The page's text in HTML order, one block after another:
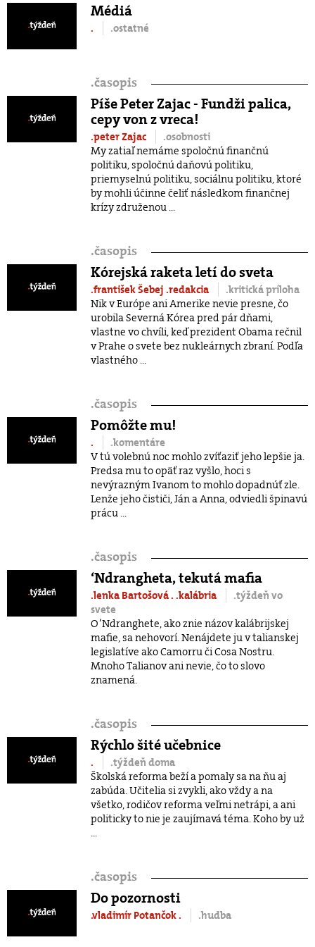
Médiá
. .ostatné
.časopis
Píše Peter Zajac - Fundži palica,
cepy von z vreca!
.peter Zajac
.osobnosti
My zatiaľ nemáme spoločnú finančnú
politiku, spoločnú daňovú politiku,
priemyselnú politiku, sociálnu politiku, ktoré
by mohli účinne čeliť následkom finančnej
krízy združenou ...
.časopis
Kórejská raketa letí do sveta
.františek Šebej .redakcia
.kritická príloha
Nik v Európe ani Amerike nevie presne, čo
urobila Severná Kórea pred pár dňami,
vlastne vo chvíli, keď prezident Obama rečnil
v Prahe o svete bez nukleárnych zbraní. Podľa
vlastného ...
.časopis
Pomôžte mu!
.
.komentáre
V tú volebnú noc mohlo zvíťaziť jeho lepšie ja.
Predsa mu to opäť raz vyšlo, hoci s
nevýrazným Ivanom to mohlo dopadnúť zle.
Lenže jeho čističi, Ján a Anna, odviedli špinavú
prácu ...
.časopis
‘Ndrangheta, tekutá mafia
.lenka Bartošová. .kalábria
.týždeň vo
svete
O ‘Ndranghete, ako znie názov kalábrijskej
mafie, sa nehovorí. Nenájdete ju v talianskej
legislatíve ako Camorru či Cosa Nostru.
Mnoho Talianov ani nevie, čo to slovo
znamená.
.časopis
Rýchlo šité učebnice
.
.týždeň doma
Školská reforma beží a pomaly sa na ňu aj
zabúda. Učitelia si zvykli, ako vždy a na
všetko, rodičov reforma veľmi netrápi, a ani
politicky to nie je zaujímavá téma. Koho by už
...
.časopis
Do pozornosti
.vladimír Potančok. .hudba